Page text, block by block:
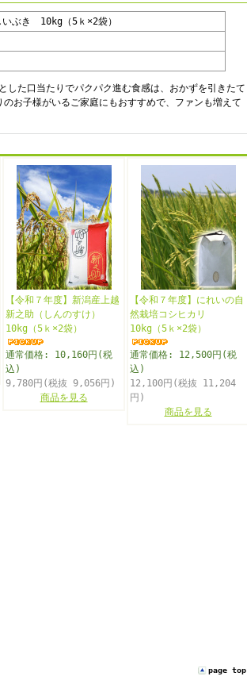
いぶき 10kg（5ｋ×2袋）
した口当たりでパクパク進む食感は、おかずを引きたて
お子様がいるご家庭にもおすすめで、ファンも増えて
【令和７年度】新潟産上越
新之助（しんのすけ）
10kg（5ｋ×2袋）
通常価格: 10,160円(税
込)
9,780円(税抜 9,056円)
商品を見る
【令和７年度】にれいの自
然栽培コシヒカリ
10kg（5ｋ×2袋）
通常価格: 12,500円(税
込)
12,100円(税抜 11,204
円)
商品を見る
page top